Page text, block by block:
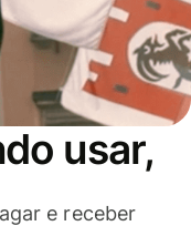
usar,
e receber